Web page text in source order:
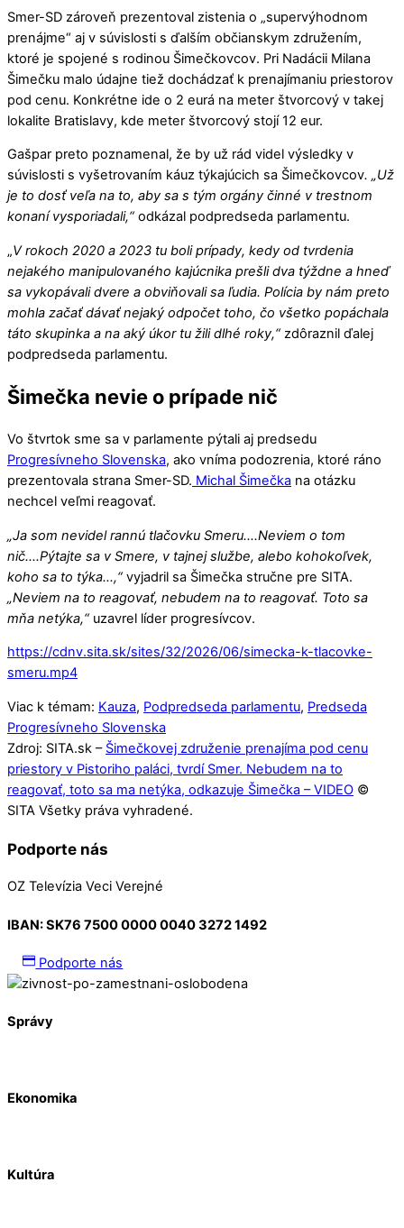
Smer-SD zároveň prezentoval zistenia o „supervýhodnom
prenájme“ aj v súvislosti s ďalším občianskym združením,
ktoré je spojené s rodinou Šimečkovcov. Pri Nadácii Milana
Šimečku malo údajne tiež dochádzať k prenajímaniu priestorov
pod cenu. Konkrétne ide o 2 eurá na meter štvorcový v takej
lokalite Bratislavy, kde meter štvorcový stojí 12 eur.
Gašpar preto poznamenal, že by už rád videl výsledky v
súvislosti s vyšetrovaním káuz týkajúcich sa Šimečkovcov. „Už
je to dosť veľa na to, aby sa s tým orgány činné v trestnom
konaní vysporiadali,“odkázal podpredseda parlamentu.
„V rokoch 2020 a 2023 tu boli prípady, kedy od tvrdenia
nejakého manipulovaného kajúcnika prešli dva týždne a hneď
sa vykopávali dvere a obviňovali sa ľudia. Polícia by nám preto
mohla začať dávať nejaký odpočet toho, čo všetko popáchala
táto skupinka a na aký úkor tu žili dlhé roky,“zdôraznil ďalej
podpredseda parlamentu.
Šimečka nevie o prípade nič
Vo štvrtok sme sa v parlamente pýtali aj predsedu
Progresívneho Slovenska, ako vníma podozrenia, ktoré ráno
prezentovala strana Smer-SD. Michal Šimečka na otázku
nechcel veľmi reagovať.
„Ja som nevidel rannú tlačovku Smeru….Neviem o tom
nič….Pýtajte sa v Smere, v tajnej službe, alebo kohokoľvek,
koho sa to týka…,“vyjadril sa Šimečka stručne pre SITA.
„Neviem na to reagovať, nebudem na to reagovať. Toto sa
mňa netýka,“uzavrel líder progresívcov.
https://cdnv.sita.sk/sites/32/2026/06/simecka-k-tlacovke-
smeru.mp4
Viac k témam: Kauza, Podpredseda parlamentu, Predseda
Progresívneho Slovenska
Zdroj: SITA.sk – Šimečkovej združenie prenajíma pod cenu
priestory v Pistoriho paláci, tvrdí Smer. Nebudem na to
reagovať, toto sa ma netýka, odkazuje Šimečka – VIDEO ©
SITA Všetky práva vyhradené.
Podporte nás
OZ Televízia Veci Verejné
IBAN:SK76 7500 0000 0040 3272 1492
Podporte nás
Správy
Ekonomika
Kultúra